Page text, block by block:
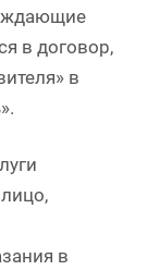
в договор,
в
в